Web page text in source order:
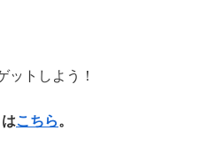
ットしよう！
こちら。